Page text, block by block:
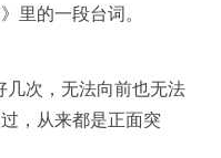
里的一段台词。
几次，无法向前也无法
，从来都是正面突